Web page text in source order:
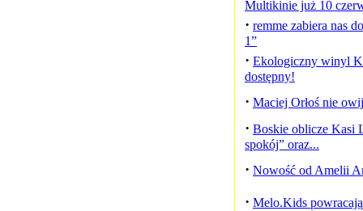
Multikinie już 10
· remme zabiera nas
1”
· Ekologiczny winyl
dostępny!
· Maciej Orłoś nie
· Boskie oblicze Kasi
spokój” oraz...
· Nowość od Amelii
· Melo.Kids